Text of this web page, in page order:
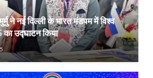
मुर्मु ने नई दिल्ली के भारत मंडपम में विश्व
उद्घाटन किया